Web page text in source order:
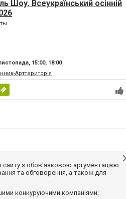
Шоу. Всеукраїнський осінній
15:00, 18:00
Арттериторія
сайту з обов'язковою аргументацією
та обговорення, а також для
конкуруючими компаніями;